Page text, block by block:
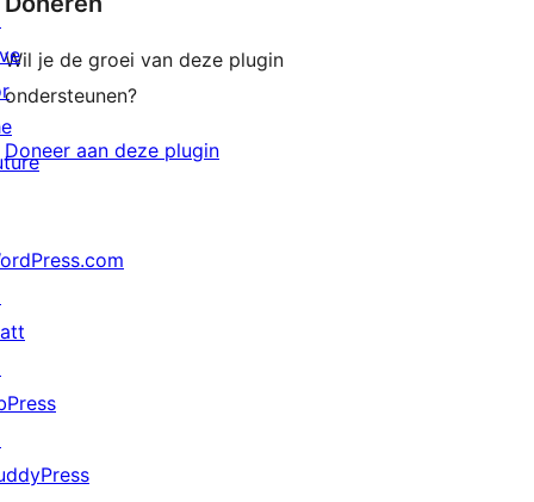
Wil je de groei van deze plugin
ondersteunen?
Doneer aan deze plugin